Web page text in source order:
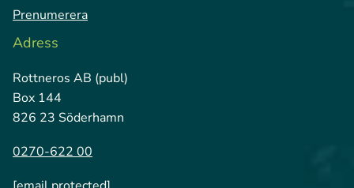
Prenumerera
Adress
Rottneros AB (publ)
Box 144
826 23 Söderhamn
0270-622 00